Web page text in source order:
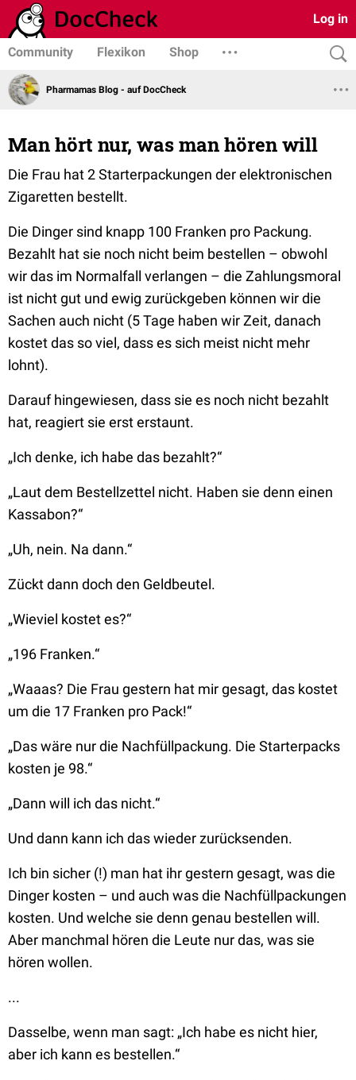
Log in
Community Flexikon Shop
Pharmamas Blog - auf DocCheck
Man hört nur, was man hören will
Die Frau hat 2 Starterpackungen der elektronischen
Zigaretten bestellt.
Die Dinger sind knapp 100 Franken pro Packung.
Bezahlt hat sie noch nicht beim bestellen – obwohl
wir das im Normalfall verlangen – die Zahlungsmoral
ist nicht gut und ewig zurückgeben können wir die
Sachen auch nicht (5 Tage haben wir Zeit, danach
kostet das so viel, dass es sich meist nicht mehr
lohnt).
Darauf hingewiesen, dass sie es noch nicht bezahlt
hat, reagiert sie erst erstaunt.
„Ich denke, ich habe das bezahlt?“
„Laut dem Bestellzettel nicht. Haben sie denn einen
Kassabon?“
„Uh, nein. Na dann.“
Zückt dann doch den Geldbeutel.
„Wieviel kostet es?“
„196 Franken.“
„Waaas? Die Frau gestern hat mir gesagt, das kostet
um die 17 Franken pro Pack!“
„Das wäre nur die Nachfüllpackung. Die Starterpacks
kosten je 98.“
„Dann will ich das nicht.“
Und dann kann ich das wieder zurücksenden.
Ich bin sicher (!) man hat ihr gestern gesagt, was die
Dinger kosten – und auch was die Nachfüllpackungen
kosten. Und welche sie denn genau bestellen will.
Aber manchmal hören die Leute nur das, was sie
hören wollen.
...
Dasselbe, wenn man sagt: „Ich habe es nicht hier,
aber ich kann es bestellen.“